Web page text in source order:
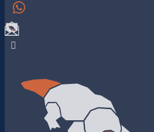

